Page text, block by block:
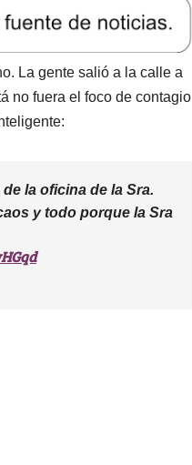
La gente salió a la calle a
no fuera el foco de contagio
la oficina de la Sra.
y todo porque la Sra